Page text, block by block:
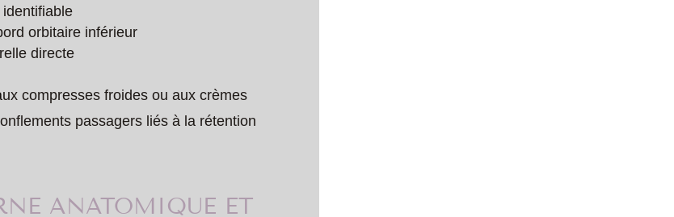
orbitaire inférieur
directe
compresses froides ou aux crèmes
passagers liés à la rétention
ANATOMIQUE ET